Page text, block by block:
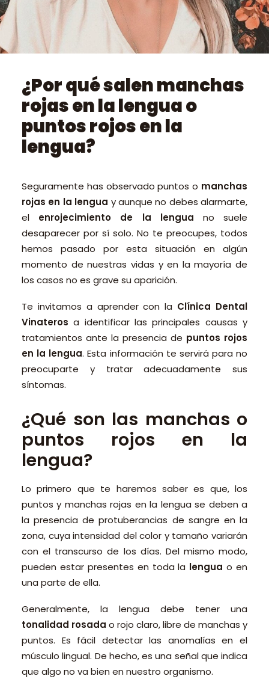
PEDIR CITA ONLINE
¿Por qué salen manchas
rojas en la lengua o
puntos rojos en la
lengua?
Seguramente has observado puntos o manchas
rojas en la lengua y aunque no debes alarmarte,
el enrojecimiento de la lengua no suele
desaparecer por sí solo. No te preocupes, todos
hemos pasado por esta situación en algún
momento de nuestras vidas y en la mayoría de
los casos no es grave su aparición.
Te invitamos a aprender con la Clínica Dental
Vinateros a identificar las principales causas y
tratamientos ante la presencia de puntos rojos
en la lengua. Esta información te servirá para no
preocuparte y tratar adecuadamente sus
síntomas.
¿Qué son las manchas o
puntos rojos en la
lengua?
Lo primero que te haremos saber es que, los
puntos y manchas rojas en la lengua se deben a
la presencia de protuberancias de sangre en la
zona, cuya intensidad del color y tamaño variarán
con el transcurso de los días. Del mismo modo,
pueden estar presentes en toda la lenguao en
una parte de ella.
Generalmente, la lengua debe tener una
tonalidad rosada o rojo claro, libre de manchas y
puntos. Es fácil detectar las anomalías en el
músculo lingual. De hecho, es una señal que indica
que algo no va bien en nuestro organismo.